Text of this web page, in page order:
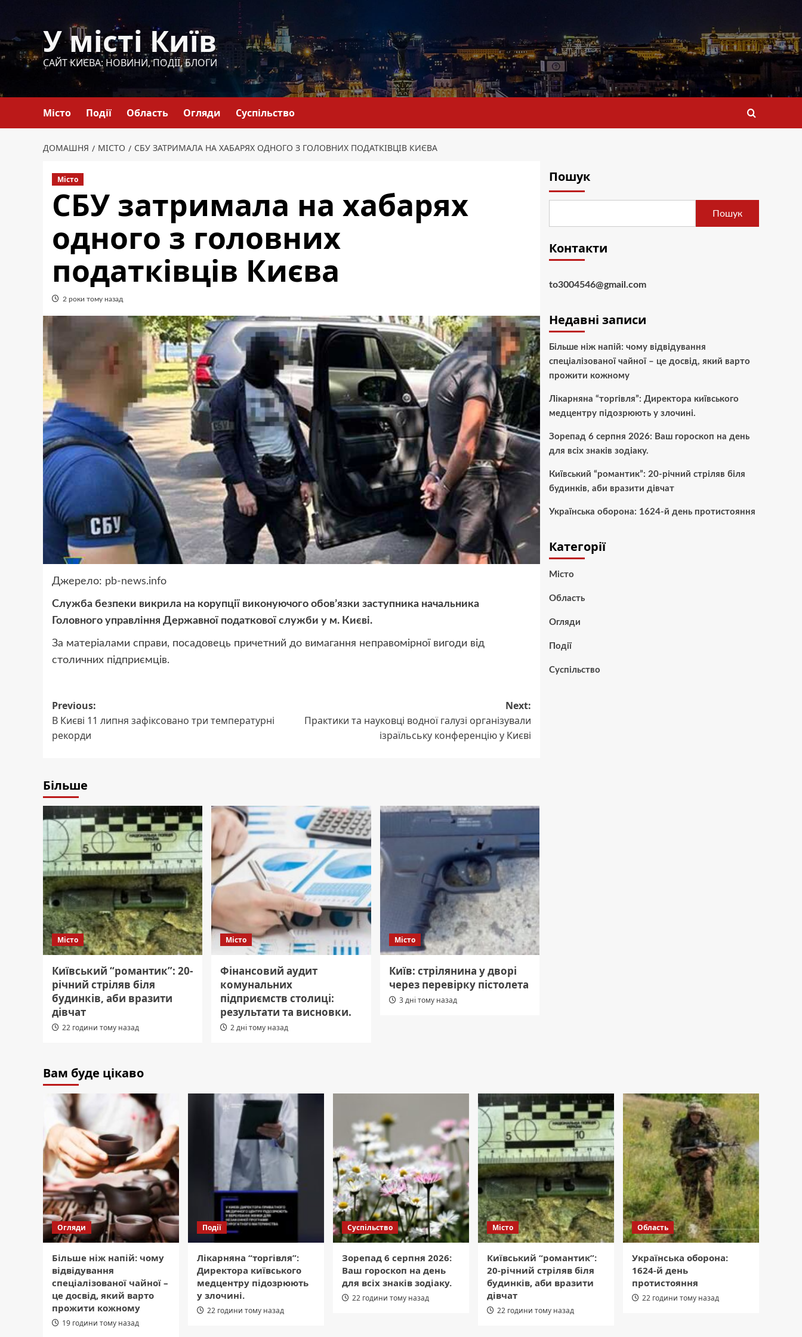
вмісту
У місті Київ
САЙТ КИЄВА: НОВИНИ, ПОДІЇ, БЛОГИ
Місто Події Область Огляди Суспільство
ДОМАШНЯ МІСТО СБУ ЗАТРИМАЛА НА ХАБАРЯХ ОДНОГО З ГОЛОВНИХ ПОДАТКІВЦІВ КИЄВА
Місто
СБУ затримала на хабарях
одного з головних
податківців Києва
2 роки тому назад
Джерело: pb-news.info
Служба безпеки викрила на корупції виконуючого обовʼязки заступника начальника
Головного управління Державної податкової служби у м. Києві.
За матеріалами справи, посадовець причетний до вимагання неправомірної вигоди від
столичних підприємців.
Post
navigation
Previous:
В Києві 11 липня зафіксовано три температурні
рекорди
Next:
Практики та науковці водної галузі організували
ізраїльську конференцію у Києві
Більше
Місто
Київський “романтик”: 20-
річний стріляв біля
будинків, аби вразити
дівчат
22 години тому назад
Місто
Фінансовий аудит
комунальних
підприємств столиці:
результати та висновки.
2 дні тому назад
Місто
Київ: стрілянина у дворі
через перевірку пістолета
3 дні тому назад
Пошук
Пошук
Контакти
to3004546@gmail.com
Недавні записи
Більше ніж напій: чому відвідування
спеціалізованої чайної – це досвід, який варто
прожити кожному
Лікарняна “торгівля”: Директора київського
медцентру підозрюють у злочині.
Зорепад 6 серпня 2026: Ваш гороскоп на день
для всіх знаків зодіаку.
Київський “романтик”: 20-річний стріляв біля
будинків, аби вразити дівчат
Українська оборона: 1624-й день протистояння
Категорії
Місто
Область
Огляди
Події
Суспільство
Вам буде цікаво
Огляди
Більше ніж напій: чому
відвідування
спеціалізованої чайної –
це досвід, який варто
прожити кожному
19 години тому назад
Події
Лікарняна “торгівля”:
Директора київського
медцентру підозрюють
у злочині.
22 години тому назад
Суспільство
Зорепад 6 серпня 2026:
Ваш гороскоп на день
для всіх знаків зодіаку.
22 години тому назад
Місто
Київський “романтик”:
20-річний стріляв біля
будинків, аби вразити
дівчат
22 години тому назад
Область
Українська оборона:
1624-й день
протистояння
22 години тому назад